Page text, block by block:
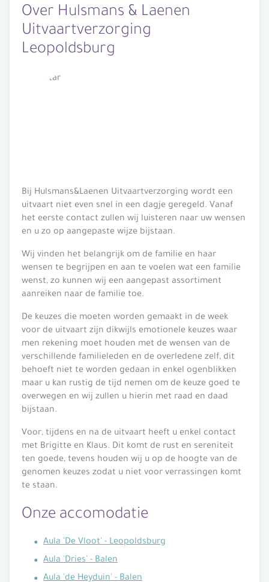
Over Hulsmans & Laenen
Uitvaartverzorging
Leopoldsburg
Bij Hulsmans&Laenen Uitvaartverzorging wordt een
uitvaart niet even snel in een dagje geregeld. Vanaf
het eerste contact zullen wij luisteren naar uw wensen
en u zo op aangepaste wijze bijstaan.
Wij vinden het belangrijk om de familie en haar
wensen te begrijpen en aan te voelen wat een familie
wenst, zo kunnen wij een aangepast assortiment
aanreiken naar de familie toe.
De keuzes die moeten worden gemaakt in de week
voor de uitvaart zijn dikwijls emotionele keuzes waar
men rekening moet houden met de wensen van de
verschillende familieleden en de overledene zelf, dit
behoeft niet te worden gedaan in enkel ogenblikken
maar u kan rustig de tijd nemen om de keuze goed te
overwegen en wij zullen u hierin met raad en daad
bijstaan.
Voor, tijdens en na de uitvaart heeft u enkel contact
met Brigitte en Klaus. Dit komt de rust en sereniteit
ten goede, tevens houden wij u op de hoogte van de
genomen keuzes zodat u niet voor verrassingen komt
te staan.
Onze accomodatie
Aula 'De Vloot' - Leopoldsburg
Aula 'Dries' - Balen
Aula 'de Heyduin' - Balen